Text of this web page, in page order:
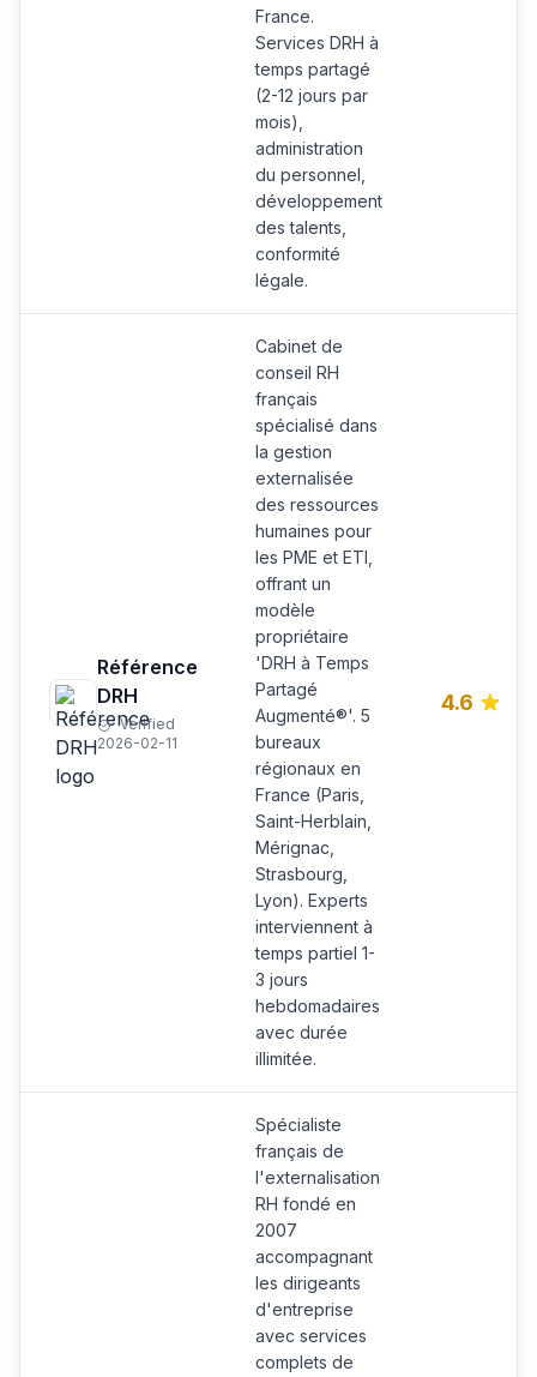
France.
Services DRH à
temps partagé
(2-12 jours par
mois),
administration
du personnel,
développement
des talents,
conformité
légale.
Référence
DRH
Verified
2026-02-11
Cabinet de
conseil RH
français
spécialisé dans
la gestion
externalisée
des ressources
humaines pour
les PME et ETI,
offrant un
modèle
propriétaire
'DRH à Temps
Partagé
Augmenté®'. 5
bureaux
régionaux en
France (Paris,
Saint-Herblain,
Mérignac,
Strasbourg,
Lyon). Experts
interviennent à
temps partiel 1-
3 jours
hebdomadaires
avec durée
illimitée.
4.6
Spécialiste
français de
l'externalisation
RH fondé en
2007
accompagnant
les dirigeants
d'entreprise
avec services
complets de